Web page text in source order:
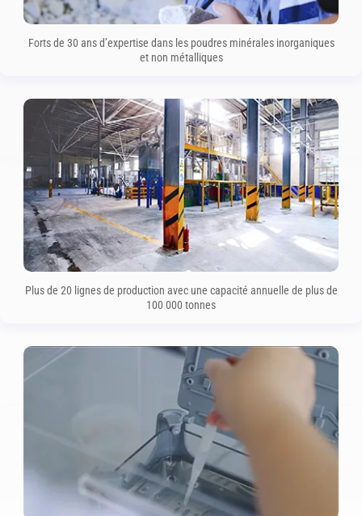
Forts de 30 ans d’expertise dans les poudres minérales inorganiques
et non métalliques
Plus de 20 lignes de production avec une capacité annuelle de plus de
100 000 tonnes